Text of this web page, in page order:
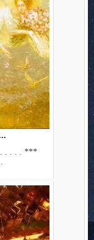
. . . . ***